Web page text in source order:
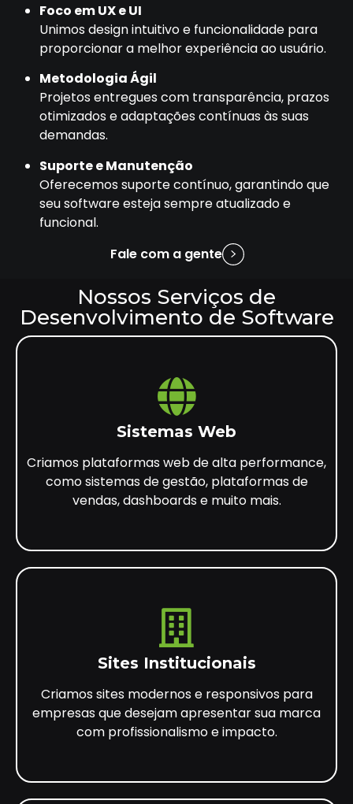
Foco em UX e UI
Unimos design intuitivo e funcionalidade para
proporcionar a melhor experiência ao usuário.
Metodologia Ágil
Projetos entregues com transparência, prazos
otimizados e adaptações contínuas às suas
demandas.
Suporte e Manutenção
Oferecemos suporte contínuo, garantindo que
seu software esteja sempre atualizado e
funcional.
Fale com a gente
Nossos Serviços de
Desenvolvimento de Software
Sistemas Web
Criamos plataformas web de alta performance,
como sistemas de gestão, plataformas de
vendas, dashboards e muito mais.
Sites Institucionais
Criamos sites modernos e responsivos para
empresas que desejam apresentar sua marca
com profissionalismo e impacto.